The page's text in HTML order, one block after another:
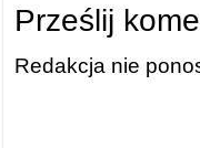
Prześlij
Redakcja nie